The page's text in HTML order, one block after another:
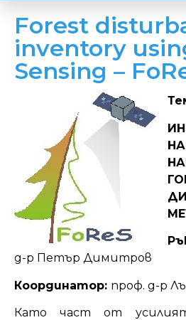
Forest
inventory
Sensing –
д-р Петър Димитров
Координатор: проф. д-р
Като част от